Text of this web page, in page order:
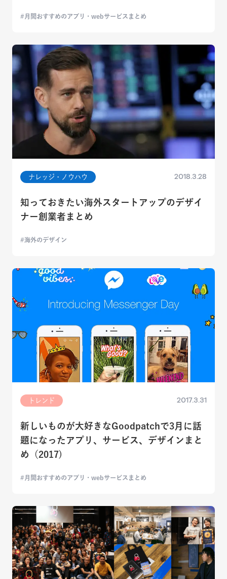
月間おすすめのアプリ・webサービスまとめ
ナレッジ・ノウハウ 2018.3.28
知っておきたい海外スタートアップのデザイ
ナー創業者まとめ
海外のデザイン
トレンド 2017.3.31
新しいものが大好きなGoodpatchで3月に話
題になったアプリ、サービス、デザインまと
め（2017)
月間おすすめのアプリ・webサービスまとめ